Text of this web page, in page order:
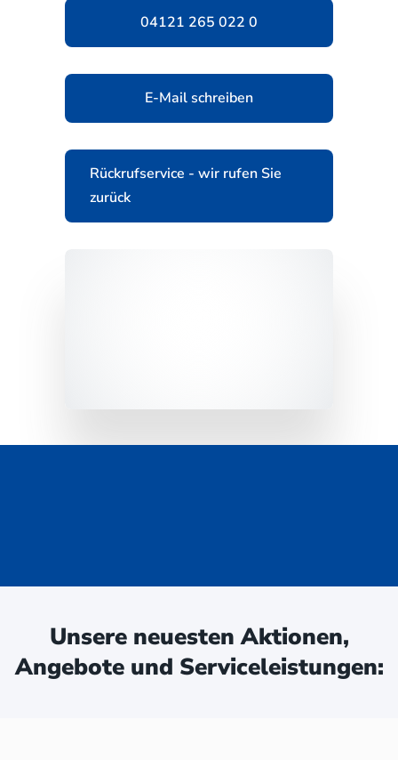
04121 265 022 0
E-Mail schreiben
Rückrufservice - wir rufen Sie
zurück
Unsere neuesten Aktionen,
Angebote und Serviceleistungen: